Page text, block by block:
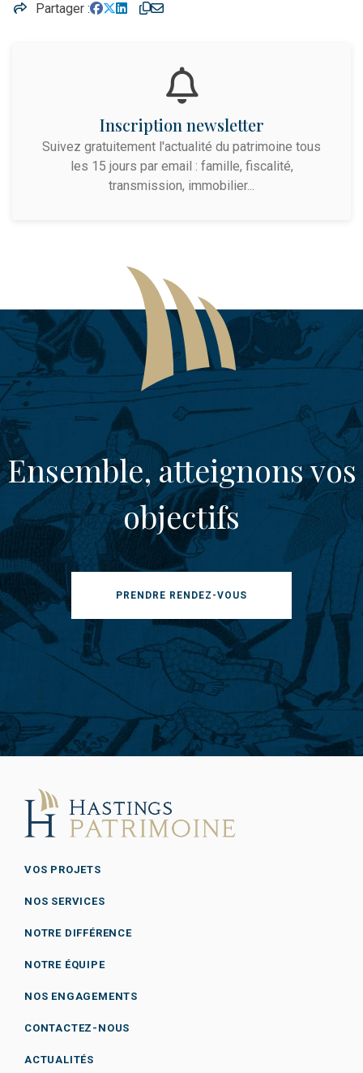
Partager
Inscription newsletter
Suivez gratuitement l'actualité du patrimoine tous
les 15 jours par email : famille, fiscalité,
transmission, immobilier...
Ensemble, atteignons vos
objectifs
PRENDRE RENDEZ-VOUS
VOS PROJETS
NOS SERVICES
NOTRE DIFFÉRENCE
NOTRE ÉQUIPE
NOS ENGAGEMENTS
CONTACTEZ-NOUS
ACTUALITÉS